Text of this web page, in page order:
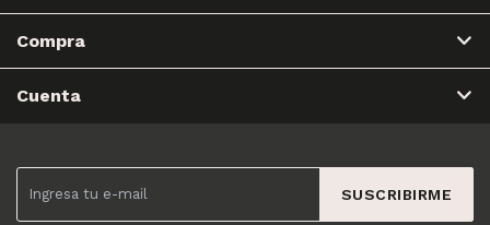
SUSCRIBIRME
Compra
Cuenta